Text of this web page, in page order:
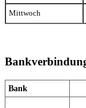
Mittwoch
Bank